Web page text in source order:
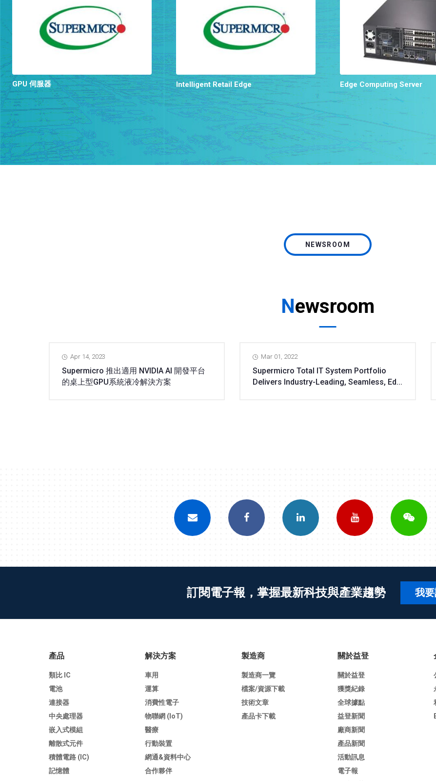
GPU 伺服器 Intelligent Retail Edge Edge Computing Server
NEWSROOM
Newsroom
Apr 14, 2023
Supermicro 推出適用 NVIDIA AI 開發平台
的桌上型GPU系統液冷解決方案
Mar 01, 2022
Supermicro Total IT System Portfolio
Delivers Industry-Leading, Seamless, Ed...
訂閱電子報，掌握最新科技與產業趨勢 我
產品
類比 IC
電池
連接器
中央處理器
嵌入式模組
離散式元件
積體電路 (IC)
記憶體
解決方案
車用
運算
消費性電子
物聯網 (IoT)
醫療
行動裝置
網通&資料中心
合作夥伴
製造商
製造商一覽
檔案/資源下載
技術文章
產品卡下載
關於益登
關於益登
獲獎紀錄
全球據點
益登新聞
廠商新聞
產品新聞
活動訊息
電子報